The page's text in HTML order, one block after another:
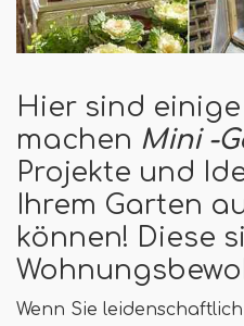
Hier sind
machen Mini -
Projekte und
Ihrem Garten
können! Diese
Wenn Sie